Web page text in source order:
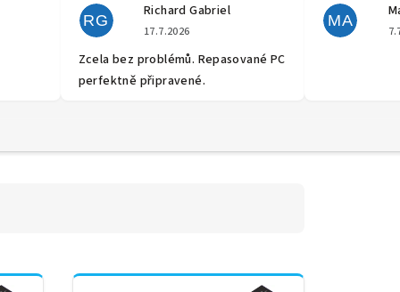
obchodu je 5 z 5 hvězdiček.
RG
Richard Gabriel
Hodnocení obchodu je 5 z 5
17.7.2026
Zcela bez problémů. Repasované PC
perfektně připravené.
MA